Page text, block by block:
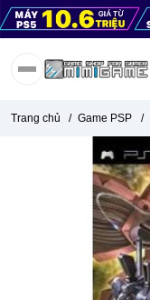
Trang chủ / Game PSP /